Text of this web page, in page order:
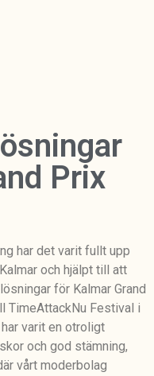
Prix
har det varit fullt upp
och hjälpt till att
för Kalmar Grand
TimeAttackNu Festival i
varit en otroligt
och god stämning,
vårt moderbolag